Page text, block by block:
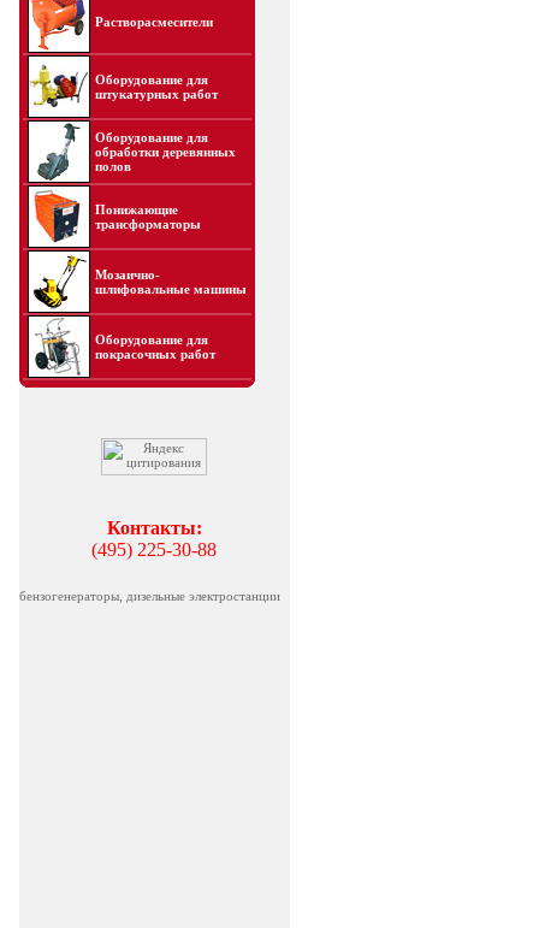
Растворасмесители
Оборудование для
штукатурных работ
Оборудование для
обработки деревянных
полов
Понижающие
трансформаторы
Мозаично-
шлифовальные машины
Оборудование для
покрасочных работ
Контакты:
(495) 225-30-88
бензогенераторы, дизельные электростанции